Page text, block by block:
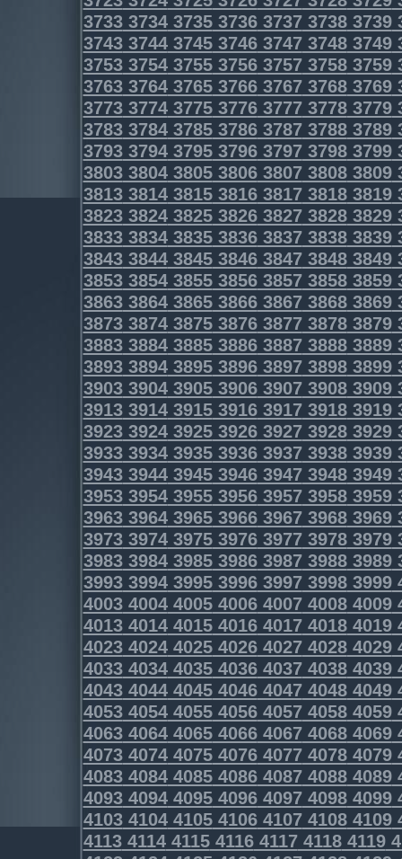
3733373437353736373737383739
3743374437453746374737483749
3753375437553756375737583759
3763376437653766376737683769
3773377437753776377737783779
3783378437853786378737883789
3793379437953796379737983799
3803380438053806380738083809
3813381438153816381738183819
3823382438253826382738283829
3833383438353836383738383839
3843384438453846384738483849
3853385438553856385738583859
3863386438653866386738683869
3873387438753876387738783879
3883388438853886388738883889
3893389438953896389738983899
3903390439053906390739083909
3913391439153916391739183919
3923392439253926392739283929
3933393439353936393739383939
3943394439453946394739483949
3953395439553956395739583959
3963396439653966396739683969
3973397439753976397739783979
3983398439853986398739883989
3993399439953996399739983999
4003400440054006400740084009
4013401440154016401740184019
4023402440254026402740284029
4033403440354036403740384039
4043404440454046404740484049
4053405440554056405740584059
4063406440654066406740684069
4073407440754076407740784079
4083408440854086408740884089
4093409440954096409740984099
4103410441054106410741084109
4113411441154116411741184119